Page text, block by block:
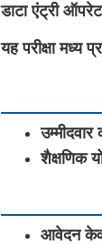
डाटा एंट्री
यह परीक्षा मध्य
शैक्षणिक
आवेदन